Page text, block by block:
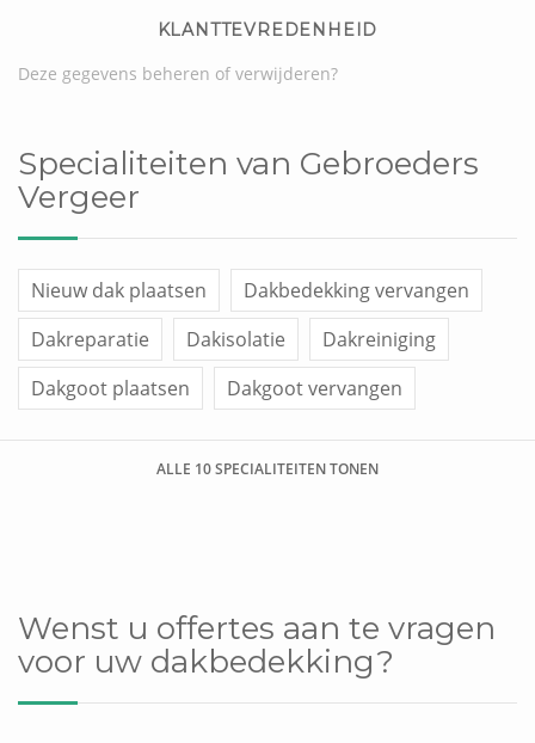
KLANTTEVREDENHEID
Deze gegevens beheren of verwijderen?
Specialiteiten van Gebroeders
Vergeer
Nieuw dak plaatsen
Dakbedekking vervangen
Dakreparatie
Dakisolatie
Dakreiniging
Dakgoot plaatsen
Dakgoot vervangen
Dakraam plaatsen
Overige werken
ALLE 10 SPECIALITEITEN TONEN
Wenst u offertes aan te vragen
voor uw dakbedekking?